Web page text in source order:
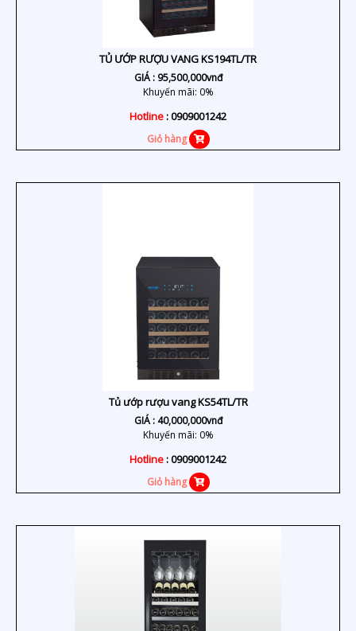
TỦ ƯỚP RƯỢU VANG KS194TL/TR
GIÁ : 95,500,000vnđ
Khuyến mãi: 0%
Hotline: 0909001242
Giỏ hàng
Tủ ướp rượu vang KS54TL/TR
GIÁ : 40,000,000vnđ
Khuyến mãi: 0%
Hotline: 0909001242
Giỏ hàng